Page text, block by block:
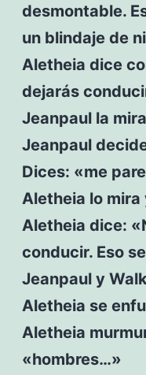
desmontable.
un blindaje de
Aletheia dice
dejarás
Jeanpaul la mira
Jeanpaul
Dices: «me
Aletheia lo mira
Aletheia dice:
conducir. Eso
Jeanpaul y
Aletheia se
Aletheia
«hombres…»